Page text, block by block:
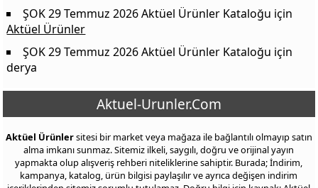
ŞOK 29 Temmuz 2026 Aktüel Ürünler Kataloğu için
Aktüel Ürünler
ŞOK 29 Temmuz 2026 Aktüel Ürünler Kataloğu için
derya
Aktuel-Urunler.Com
Aktüel Ürünlersitesi bir market veya mağaza ile bağlantılı olmayıp satın
alma imkanı sunmaz. Sitemiz ilkeli, saygılı, doğru ve orijinal yayın
yapmakta olup alışveriş rehberi niteliklerine sahiptir. Burada; İndirim,
kampanya, katalog, ürün bilgisi paylaşılır ve ayrıca değişen indirim